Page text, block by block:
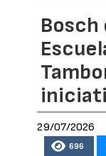
29/07/2026
696